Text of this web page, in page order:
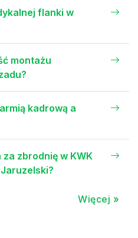
flanki w
montażu
kadrową a
zbrodnię w KWK
Więcej »